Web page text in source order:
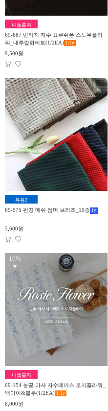
니들홀릭
69-687 빈티지 자수 요루쉬폰 스노우플라
워_내추럴화이트(1/2EA) 1/2y
9,500원
|
유통2
69-575 펀칭 메쉬 썸머 브리즈_10종 1 y
5,600원
|
10%
▼
니들홀릭
69-154 눈꽃 아사 자수레이스 로지플라워_
백아이&블루(1/2EA) 1/2y
8,000원